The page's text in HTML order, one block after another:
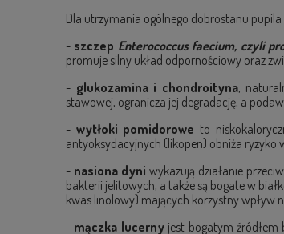
Dla utrzymania ogólnego dobrostanu
- szczep Enterococcus faecium, czyli
promuje silny układ odpornościowy oraz
- glukozamina i chondroityna,
stawowej, ogranicza jej degradację, a
- wytłoki pomidorowe to
antyoksydacyjnych (likopen) obniża
- nasiona dyni wykazują działanie
bakterii jelitowych, a także są bogate w
kwas linolowy) mających korzystny wpływ
- mączka lucernyjest bogatym źródłem